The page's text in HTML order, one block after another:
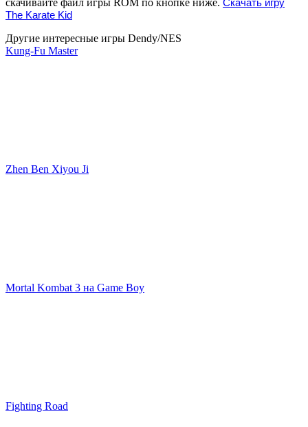
скачивайте файл игры ROM по кнопке ниже. Скачать игру
The Karate Kid
Другие интересные игры Dendy/NES
Kung-Fu Master
Zhen Ben Xiyou Ji
Mortal Kombat 3 на Game Boy
Fighting Road